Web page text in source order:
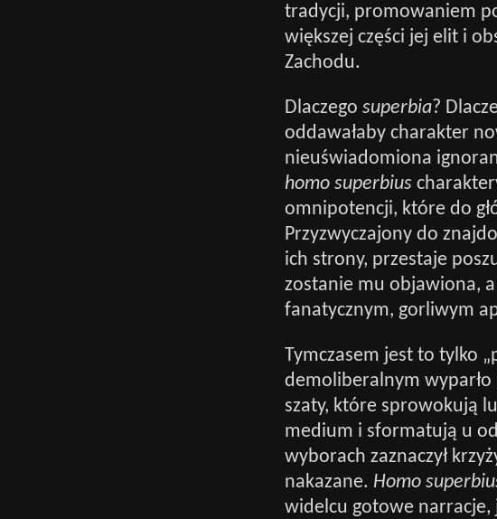
tradycji, promowaniem
większej części jej elit i
Zachodu.
Dlaczego superbia?
oddawałaby charakter
nieuświadomiona
homo superbius
omnipotencji, które do
Przyzwyczajony do
ich strony, przestaje
zostanie mu objawiona,
fanatycznym, gorliwym
Tymczasem jest to tylko
demoliberalnym wyparło
szaty, które sprowokują
medium i sformatują u
wyborach zaznaczył
nakazane. Homo
widelcu gotowe narracje,